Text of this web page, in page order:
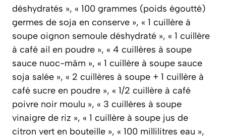
déshydratés », « 100 grammes (poids égoutté)
germes de soja en conserve », « 1 cuillère à
soupe oignon semoule déshydraté », « 1 cuillère
à café ail en poudre », « 4 cuillères à soupe
sauce nuoc-mâm », « 1 cuillère à soupe sauce
soja salée », « 2 cuillères à soupe + 1 cuillère à
café sucre en poudre », « 1/2 cuillère à café
poivre noir moulu », « 3 cuillères à soupe
vinaigre de riz », « 1 cuillère à soupe jus de
citron vert en bouteille », « 100 millilitres eau »,